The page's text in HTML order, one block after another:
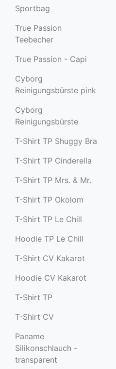
Sportbag
True Passion
Teebecher
True Passion - Capi
Cyborg
Reinigungsbürste pink
Cyborg
Reinigungsbürste
T-Shirt TP Shuggy Bra
T-Shirt TP Cinderella
T-Shirt TP Mrs. & Mr.
T-Shirt TP Okolom
T-Shirt TP Le Chill
Hoodie TP Le Chill
T-Shirt CV Kakarot
Hoodie CV Kakarot
T-Shirt TP
T-Shirt CV
Paname
Silikonschlauch -
transparent